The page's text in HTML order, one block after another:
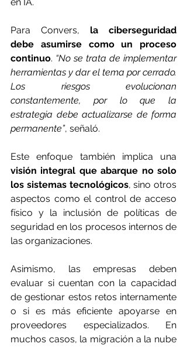
Para Convers, la ciberseguridad
debe asumirse como un proceso
continuo. “No se trata de implementar
herramientas y dar el tema por cerrado.
Los riesgos evolucionan
constantemente, por lo que la
estrategia debe actualizarse de forma
permanente”, señaló.
visión integral que abarque no solo
los sistemas tecnológicos, sino otros
aspectos como el control de acceso
físico y la inclusión de políticas de
seguridad en los procesos internos de
las organizaciones.
Asimismo, las empresas deben
evaluar si cuentan con la capacidad
de gestionar estos retos internamente
o si es más eficiente apoyarse en
proveedores especializados. En
muchos casos, la migración a la nube